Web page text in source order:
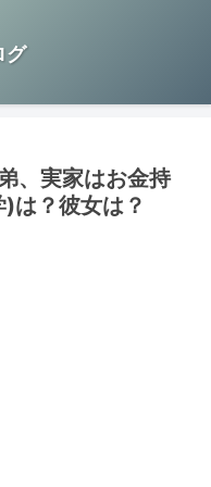
グ
、実家はお金持
は？彼女は？